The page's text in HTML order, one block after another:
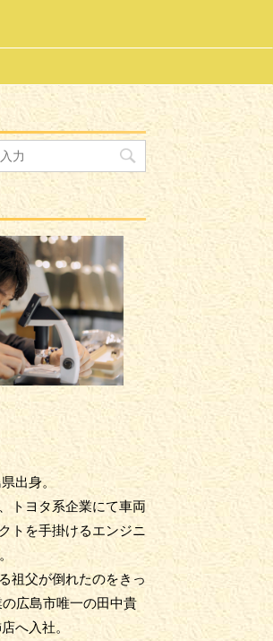
出身。
トヨタ系企業にて車両
トを手掛けるエンジニ
祖父が倒れたのをきっ
広島市唯一の田中貴
へ入社。